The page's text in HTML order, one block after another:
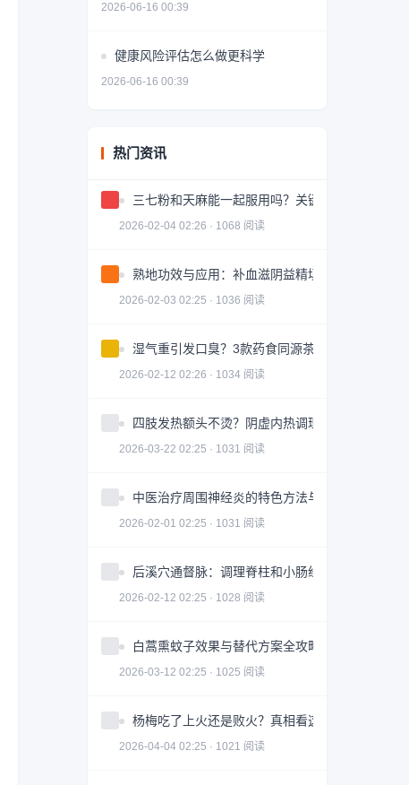
2026-06-16 00:39
健康风险评估怎么做更科学
2026-06-16 00:39
热门资讯
三七粉和天麻能一起服用吗？关键问题解答
2026-02-04 02:26 · 1068 阅读
熟地功效与应用：补血滋阴益精填髓的中药详解
2026-02-03 02:25 · 1036 阅读
湿气重引发口臭？3款药食同源茶饮助你调理
2026-02-12 02:26 · 1034 阅读
四肢发热额头不烫？阴虚内热调理全攻略
2026-03-22 02:25 · 1031 阅读
中医治疗周围神经炎的特色方法与注意事项
2026-02-01 02:25 · 1031 阅读
后溪穴通督脉：调理脊柱和小肠经问题
2026-02-12 02:25 · 1028 阅读
白蒿熏蚊子效果与替代方案全攻略｜科学防蚊指南
2026-03-12 02:25 · 1025 阅读
杨梅吃了上火还是败火？真相看这3点｜食用指南
2026-04-04 02:25 · 1021 阅读